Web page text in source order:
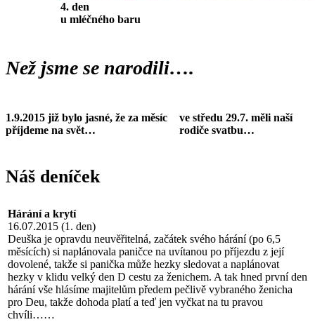
4. den
u mléčného baru
Než jsme se narodili….
1.9.2015 již bylo jasné, že za měsíc
příjdeme na svět…
ve středu 29.7. měli naší
rodiče svatbu…
Náš deníček
Hárání a krytí
16.07.2015 (1. den)
Deuška je opravdu neuvěřitelná, začátek svého hárání (po 6,5
měsících) si naplánovala paničce na uvítanou po příjezdu z její
dovolené, takže si panička může hezky sledovat a naplánovat
hezky v klidu velký den D cestu za ženichem. A tak hned první den
hárání vše hlásíme majitelům předem pečlivě vybraného ženicha
pro Deu, takže dohoda platí a teď jen vyčkat na tu pravou
chvíli……